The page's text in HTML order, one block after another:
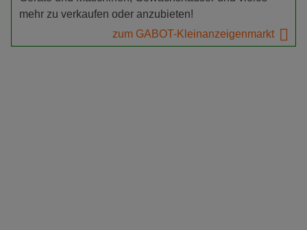
mehr zu verkaufen oder anzubieten!
zum GABOT-Kleinanzeigenmarkt